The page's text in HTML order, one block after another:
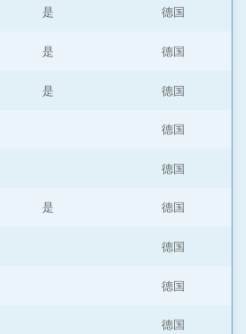
是
德国
是
德国
是 德国
德国
德国
是
德国
德国
德国
德国